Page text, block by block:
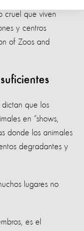
cruel que viven
y centros
of Zoos and
dictan que los
en “shows,
donde los animales
degradantes y
lugares no
es el